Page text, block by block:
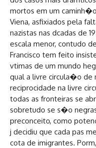
mortos em um
Viena, asfixiados pela
nazistas nas dcadas de
escala menor, contudo
Francisco tem feito
vtimas de um mundo
qual a livre circula�o
reciprocidade na livre
todas as fronteiras se
sobretudo se s�o
preconceito, como
j decidiu que cada pas
cota de imigrantes.